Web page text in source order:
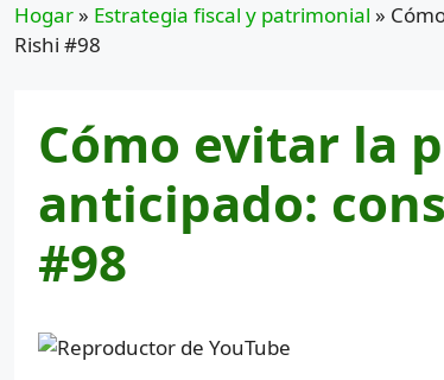
Hogar» Estrategia fiscal y patrimonial »
Rishi #98
Cómo evitar la
anticipado:
#98